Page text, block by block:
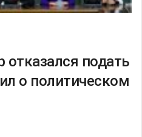
отказался подать
о политическом